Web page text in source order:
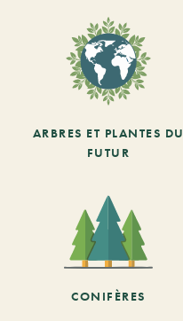
ARBRES ET PLANTES DU
FUTUR
CONIFÈRES